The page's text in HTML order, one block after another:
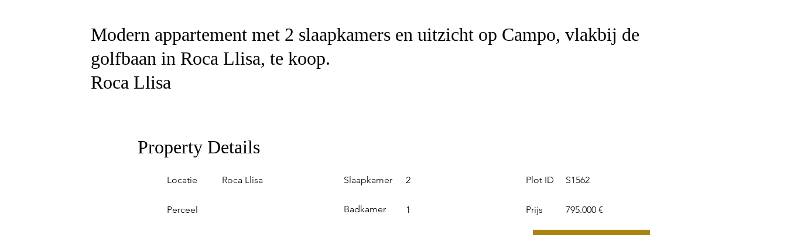
Modern appartement met 2 slaapkamers en uitzicht op Campo, vlakbij de
golfbaan in Roca Llisa, te koop.
Roca Llisa
Property Details
Locatie
Perceel
Roca Llisa Slaapkamer
Badkamer
2
1
Plot ID
Prijs
S1562
795.000 €